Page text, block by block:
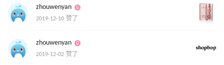
zhouwenyan
2019-12-10 赞了
zhouwenyan
2019-12-02 赞了